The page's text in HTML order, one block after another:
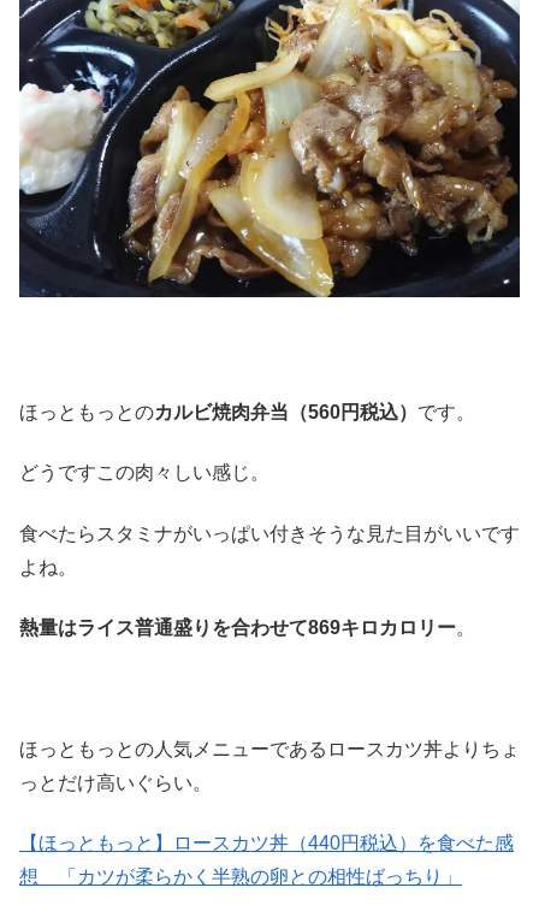
ほっともっとのカルビ焼肉弁当（560円税込） です。
どうですこの肉々しい感じ。
食べたらスタミナがいっぱい付きそうな見た目がいいです
よね。
熱量はライス普通盛りを合わせて869キロカロリー。
ほっともっとの人気メニューであるロースカツ丼よりちょ
っとだけ高いぐらい。
【ほっともっと】ロースカツ丼（440円税込）を食べた感
想 「カツが柔らかく半熟の卵との相性ばっちり」